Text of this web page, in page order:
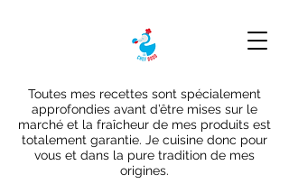
Toutes mes recettes sont spécialement
approfondies avant d’être mises sur le
marché et la fraîcheur de mes produits est
totalement garantie. Je cuisine donc pour
vous et dans la pure tradition de mes
origines.